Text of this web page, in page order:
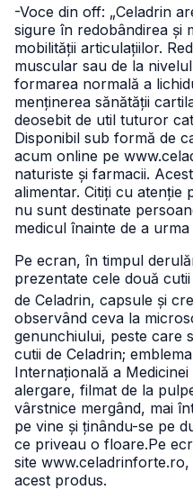
-Voce din off: „Celadrin
sigure în redobândirea și
mobilității articulațiilor.
muscular sau de la
formarea normală a
menținerea sănătății
deosebit de util tuturor
Disponibil sub formă de
acum online pe
naturiste și farmacii.
alimentar. Citiți cu atenție
nu sunt destinate
medicul înainte de a urma
Pe ecran, în timpul
prezentate cele două cutii
de Celadrin, capsule și
observând ceva la
genunchiului, peste care
cutii de Celadrin;
Internațională a
alergare, filmat de la
vârstnice mergând, mai
pe vine și ținându-se pe
ce priveau o floare.Pe
site
acest produs.